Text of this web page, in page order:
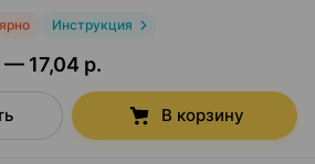
Инструкция
— 17,04 р.
В корзину